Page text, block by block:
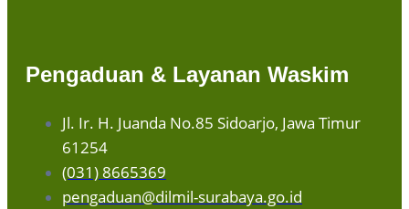
Pengaduan & Layanan Waskim
Jl. Ir. H. Juanda No.85 Sidoarjo, Jawa Timur
61254
(031) 8665369
pengaduan@dilmil-surabaya.go.id